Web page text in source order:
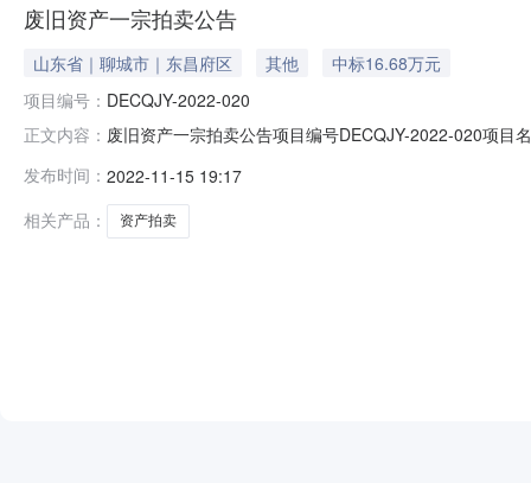
废旧资产一宗拍卖公告
山东省｜聊城市｜东昌府区 其他
中标16.68万元
项目编号： DECQJY-2022-020
正文内容： 废旧资产一宗拍卖公告项目编号DECQJY-2022-020项目
发布时间： 2022-11-15 19:17
相关产品：
资产拍卖